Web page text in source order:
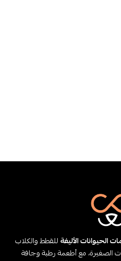
الحيوانات الأليفةللقطط والكلاب
الصغيرة، مع أطعمة رطبة وجافة